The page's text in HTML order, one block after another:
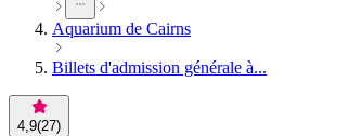
Aquarium de Cairns
Billets d'admission générale à...
4,9(27)